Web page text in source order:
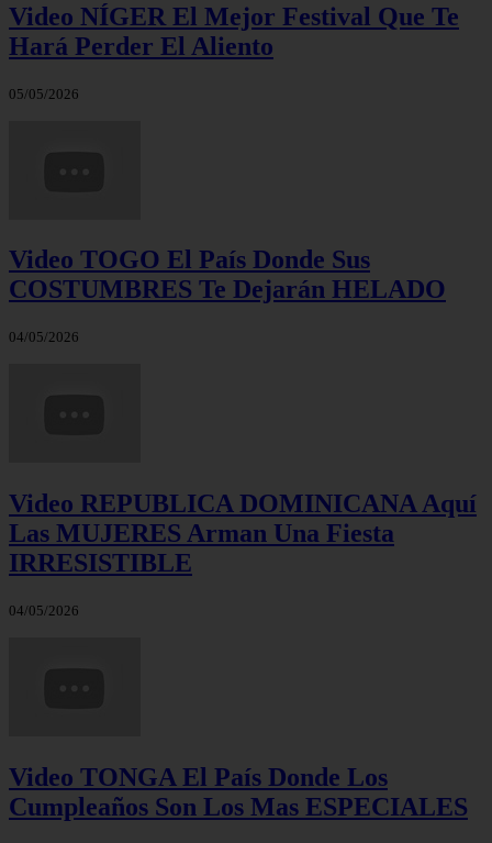
Video NÍGER El Mejor Festival Que Te
Hará Perder El Aliento
05/05/2026
Video TOGO El País Donde Sus
COSTUMBRES Te Dejarán HELADO
04/05/2026
Video REPUBLICA DOMINICANA Aquí
Las MUJERES Arman Una Fiesta
IRRESISTIBLE
04/05/2026
Video TONGA El País Donde Los
Cumpleaños Son Los Mas ESPECIALES